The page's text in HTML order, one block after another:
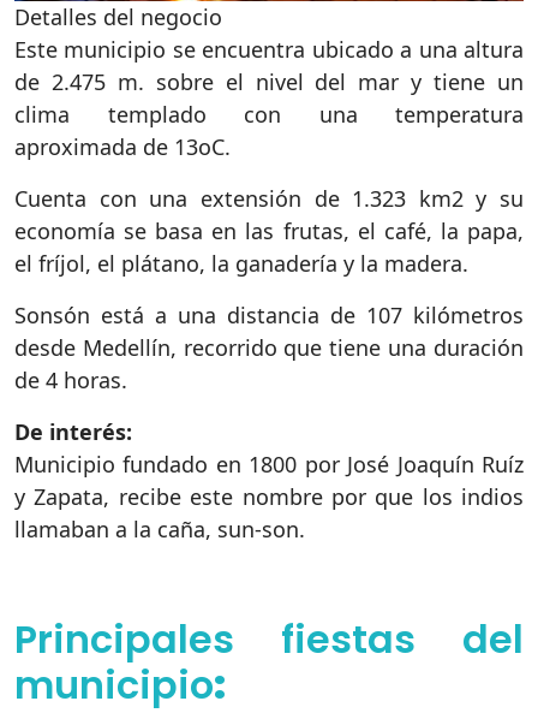
Detalles del negocio
Este municipio se encuentra ubicado a una altura
de 2.475 m. sobre el nivel del mar y tiene un
clima templado con una temperatura
aproximada de 13oC.
Cuenta con una extensión de 1.323 km2 y su
economía se basa en las frutas, el café, la papa,
el fríjol, el plátano, la ganadería y la madera.
Sonsón está a una distancia de 107 kilómetros
desde Medellín, recorrido que tiene una duración
de 4 horas.
De interés:
Municipio fundado en 1800 por José Joaquín Ruíz
y Zapata, recibe este nombre por que los indios
llamaban a la caña, sun-son.
Principales fiestas del
municipio: